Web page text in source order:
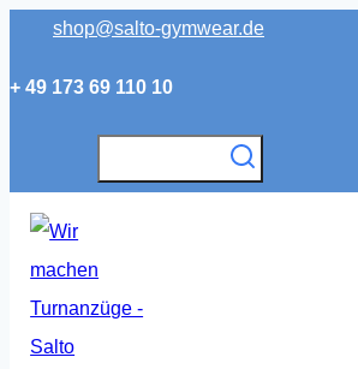
shop@salto-gymwear.de
+ 49 173 69 110 10